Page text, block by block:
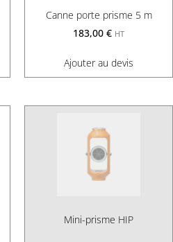
Canne porte prisme 5 m
183,00 € HT
Ajouter au devis
Mini-prisme HIP